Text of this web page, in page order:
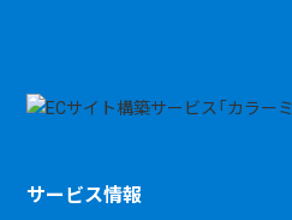
サービス情報